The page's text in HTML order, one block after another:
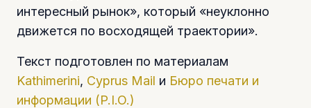
интересный рынок», который «неуклонно
движется по восходящей траектории».
Текст подготовлен по материалам
Kathimerini, Cyprus Mail и Бюро печати и
информации (P.I.O.)